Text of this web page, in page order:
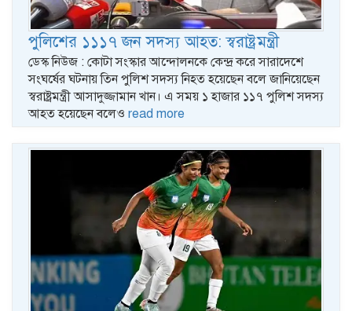
পুলিশের ১১১৭ জন সদস্য আহত: স্বরাষ্ট্রমন্ত্রী
ডেস্ক নিউজ : কোটা সংস্কার আন্দোলনকে কেন্দ্র করে সারাদেশে
সংঘর্ষের ঘটনায় তিন পুলিশ সদস্য নিহত হয়েছেন বলে জানিয়েছেন
স্বরাষ্ট্রমন্ত্রী আসাদুজ্জামান খান। এ সময় ১ হাজার ১১৭ পুলিশ সদস্য
আহত হয়েছেন বলেও read more